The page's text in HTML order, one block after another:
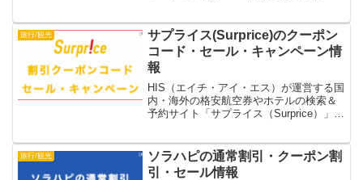
ン・割引プラン・セール・キャンペーン
企画を紹介します。
旅行/観光
サプライス(Surprice)のクーポン
コード・セール・キャンペーン情
報
HIS（エイチ・アイ・エス）が運営する国
内・海外の格安航空券やホテルの検索＆
予約サイト「サプライス（Surprice）」。
ル・キャンペーン情報を紹介します。
旅行/観光
ソラハピの通常割引・クーポン割
引・セール情報